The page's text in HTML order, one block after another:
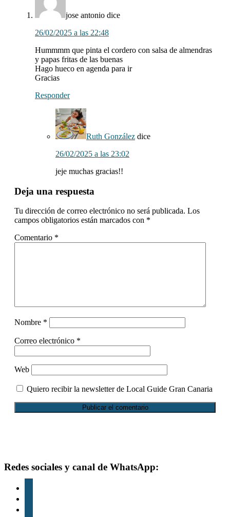
lectores
jose antonio dice
26/02/2025 a las 22:48
Hummmm que pinta el cordero con salsa de almendras
y papas fritas de las buenas
Hago hueco en agenda para ir
Gracias
Responder
Ruth González dice
26/02/2025 a las 23:02
jeje muchas gracias!!
Deja una respuesta
Tu dirección de correo electrónico no será publicada. Los
campos obligatorios están marcados con *
Comentario *
Nombre *
Correo electrónico *
Web
Quiero recibir la newsletter de Local Guide Gran Canaria
Footer
Redes sociales y canal de WhatsApp: